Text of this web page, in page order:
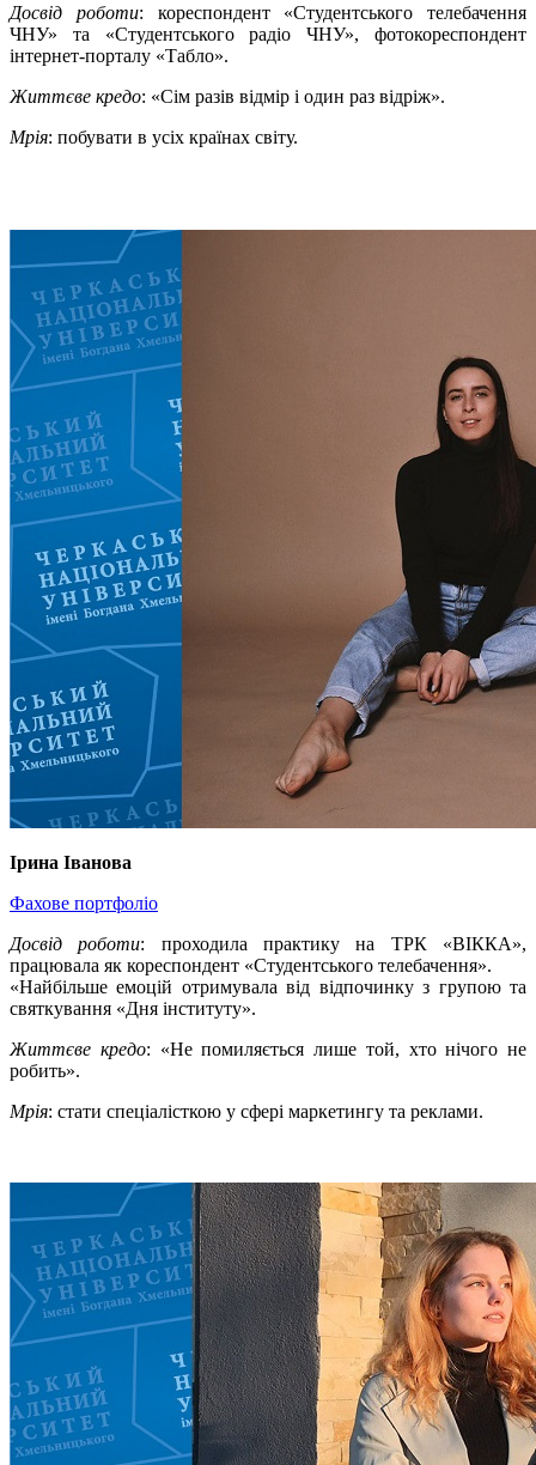
Досвід роботи: кореспондент «Студентського телебачення
ЧНУ» та «Студентського радіо ЧНУ», фотокореспондент
інтернет-порталу «Табло».
Життєве кредо: «Сім разів відмір і один раз відріж».
Мрія: побувати в усіх країнах світу.
Ірина Іванова
Фахове портфоліо
Досвід роботи: проходила практику на ТРК «ВІККА»,
працювала як кореспондент «Студентського телебачення».
«Найбільше емоцій отримувала від відпочинку з групою та
святкування «Дня інституту».
Життєве кредо: «Не помиляється лише той, хто нічого не
робить».
Мрія: стати спеціалісткою у сфері маркетингу та реклами.